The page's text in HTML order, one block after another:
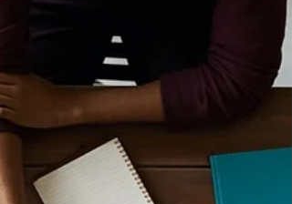
เชื่อว่าในช่วงนี้คนหางานกันเยอะ โดยเฉพาะเด็ก
ใหม่ ที่จบปุ๊บเจอโควิด-19 ปั๊บ ทำให้บรรดานายจ้า
ต้องสะดุดและงดกิจกรรมหลายอย่างไปโดยปริยาย